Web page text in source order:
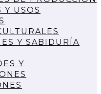
Y USOS
Y SABIDURÍA
Y